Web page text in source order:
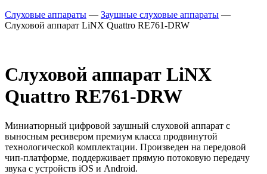
Слуховые аппараты — Заушные слуховые аппараты —
Слуховой аппарат LiNX Quattro RE761-DRW
Слуховой аппарат LiNX
Quattro RE761-DRW
Миниатюрный цифровой заушный слуховой аппарат с
выносным ресивером премиум класса продвинутой
технологической комплектации. Произведен на передовой
чип-платформе, поддерживает прямую потоковую передачу
звука с устройств iOS и Android.